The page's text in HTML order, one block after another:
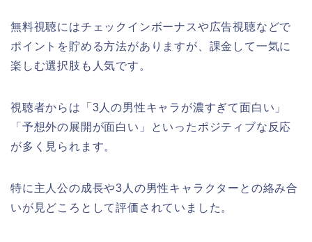
無料視聴にはチェックインボーナスや広告視聴などで
ポイントを貯める方法がありますが、課金して一気に
楽しむ選択肢も人気です。
視聴者からは「3人の男性キャラが濃すぎて面白い」
「予想外の展開が面白い」といったポジティブな反応
が多く見られます。
特に主人公の成長や3人の男性キャラクターとの絡み合
いが見どころとして評価されていました。